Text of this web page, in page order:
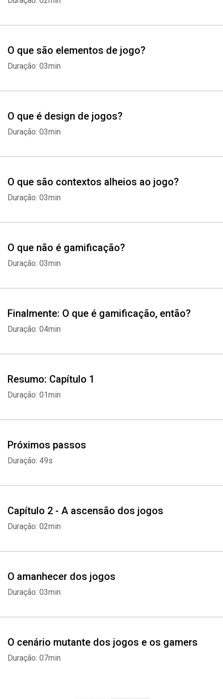
O que são elementos de jogo?
Duração: 03min
O que é design de jogos?
Duração: 03min
O que são contextos alheios ao jogo?
Duração: 03min
O que não é gamificação?
Duração: 03min
Finalmente: O que é gamificação, então?
Duração: 04min
Resumo: Capítulo 1
Duração: 01min
Próximos passos
Duração: 49s
Capítulo 2 - A ascensão dos jogos
Duração: 02min
O amanhecer dos jogos
Duração: 03min
O cenário mutante dos jogos e os gamers
Duração: 07min
Whatsapp Facebook Twitter E-mail